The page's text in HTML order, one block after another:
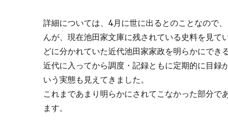
詳細については、4月に世に出るとのことなので
んが、現在池田家文庫に残されている史料を見て
どに分かれていた近代池田家家政を明らかにでき
近代に入ってから調度・記録ともに定期的に目録
いう実態も見えてきました。
これまであまり明らかにされてこなかった部分で
ます。